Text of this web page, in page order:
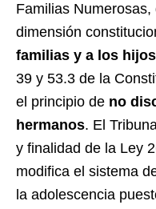
Familias
dimensión
familias y a los hijos
39 y 53.3 de la
el principio de no
hermanos. El
y finalidad de la Ley
modifica el sistema
la adolescencia